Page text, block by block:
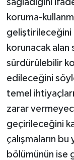
koruma-
geliştirileceğini
korunacak
sürdürülebilir
edileceğini
temel
zarar
geçirileceğini
çalışmaların
bölümünün ise